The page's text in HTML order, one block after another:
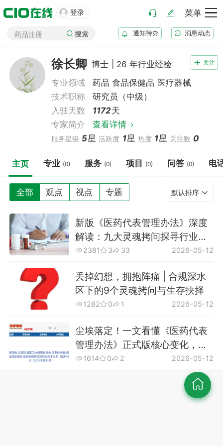
 登录 菜单
医疗器械注册
药品注册
搜索 通知待办 消息动态
徐长卿 博士 | 26 年行业经验
专业领域
药品食品保健品 医疗器械
技术职称
研究员（中级）
入驻天数
1172天
专家简介
查看详情
服务星级 5星 活跃度 1星 热度 1星 关注数 0
关注
主页 专业 (0) 服务 (0) 项目 (0) 问答 (0) 电
全部 观点 视点 专题 默认排序
新版《医药代表管理办法》深度
解读：九大灵魂拷问探寻行业合
规破局之道
2381 3 33 2026-05-12
丢掉幻想，拥抱阵痛 | 合规深水
区下的9个灵魂拷问与生存抉择
1282 0 1 2026-05-12
尘埃落定！一文看懂《医药代表
管理办法》正式版核心变化，看
行业声音如何推动政策优化
1614 0 2 2026-05-12